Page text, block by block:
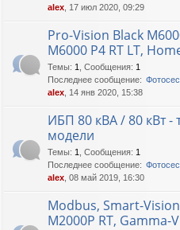
alex , 17 июл 2020, 09:29
Pro-Vision Black
M6000 P4 RT LT,
Темы: 1 Сообщения: 1
Последнее сообщение:
alex , 14 янв 2020, 15:38
ИБП 80 кВА / 80 кВт -
модели
Темы: 1 Сообщения: 1
Последнее сообщение:
alex , 08 май 2019, 16:30
Modbus, Smart-
M2000P RT, Gamma-